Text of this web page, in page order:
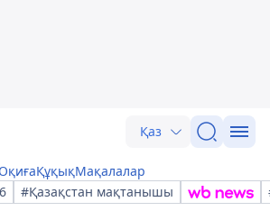
Қаз
ОқиғаҚұқықМақалалар
#Қазақстан мақтанышы